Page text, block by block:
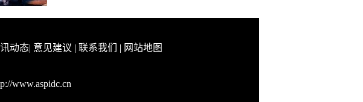
动态| 意见建议 | 联系我们 | 网站地图
www.aspidc.cn